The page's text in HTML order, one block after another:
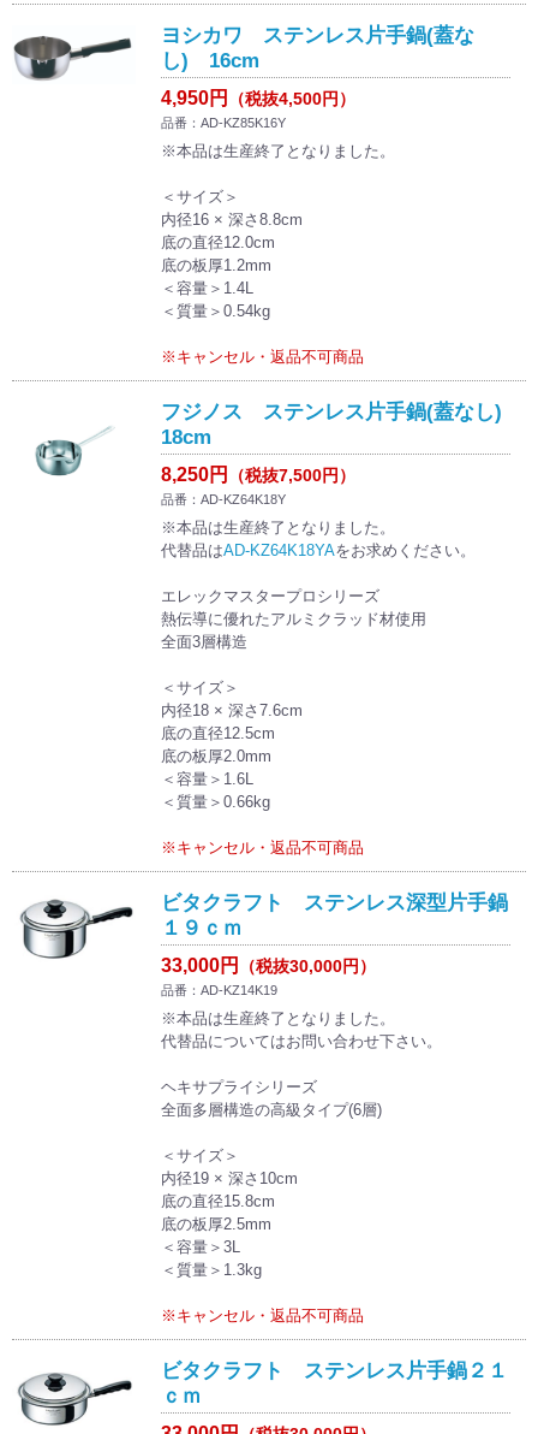
ヨシカワ ステンレス片手鍋(蓋な
し) 16cm
4,950円 （税抜4,500円）
品番：AD-KZ85K16Y
※本品は生産終了となりました。
＜サイズ＞
内径16 × 深さ8.8cm
底の直径12.0cm
底の板厚1.2mm
＜容量＞1.4L
＜質量＞0.54kg
※キャンセル・返品不可商品
フジノス ステンレス片手鍋(蓋なし)
18cm
8,250円 （税抜7,500円）
品番：AD-KZ64K18Y
※本品は生産終了となりました。
代替品はAD-KZ64K18YAをお求めください。
エレックマスタープロシリーズ
熱伝導に優れたアルミクラッド材使用
全面3層構造
＜サイズ＞
内径18 × 深さ7.6cm
底の直径12.5cm
底の板厚2.0mm
＜容量＞1.6L
＜質量＞0.66kg
※キャンセル・返品不可商品
ビタクラフト ステンレス深型片手鍋
１９ｃｍ
33,000円 （税抜30,000円）
品番：AD-KZ14K19
※本品は生産終了となりました。
代替品についてはお問い合わせ下さい。
ヘキサプライシリーズ
全面多層構造の高級タイプ(6層)
＜サイズ＞
内径19 × 深さ10cm
底の直径15.8cm
底の板厚2.5mm
＜容量＞3L
＜質量＞1.3kg
※キャンセル・返品不可商品
ビタクラフト ステンレス片手鍋２１
ｃｍ